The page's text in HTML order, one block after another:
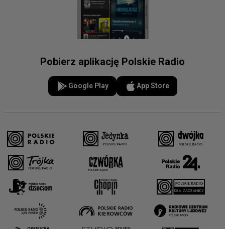
Pobierz aplikację Polskie Radio
Google Play App Store